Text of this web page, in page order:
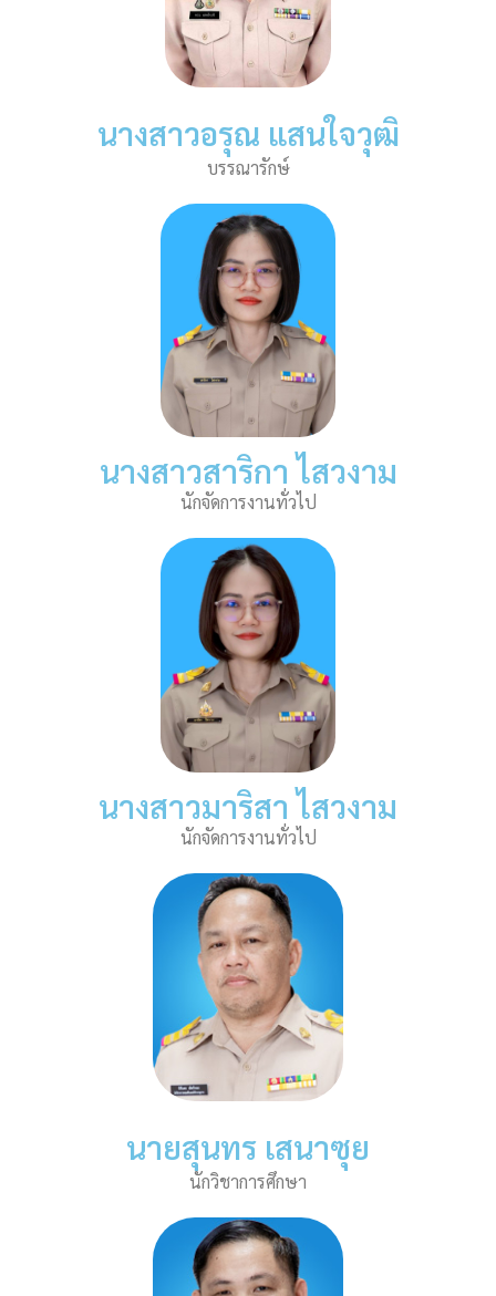
นางสาวอรุณ แสนใจวุฒิ
บรรณารักษ์
นางสาวสาริกา ไสวงาม
นักจัดการงานทั่วไป
นางสาวมาริสา ไสวงาม
นักจัดการงานทั่วไป
นายสุนทร เสนาซุย
นักวิชาการศึกษา